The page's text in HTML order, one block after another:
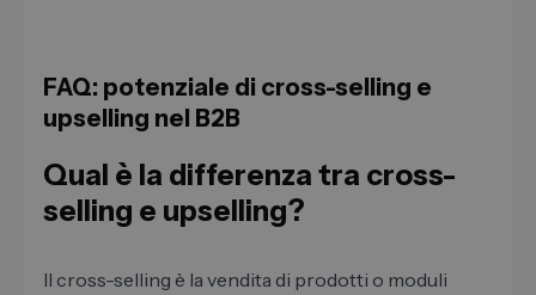
FAQ: potenziale di cross-selling e
upselling nel B2B
Qual ​​è la differenza tra cross-
selling e upselling?
Il cross-selling è la vendita di prodotti o moduli